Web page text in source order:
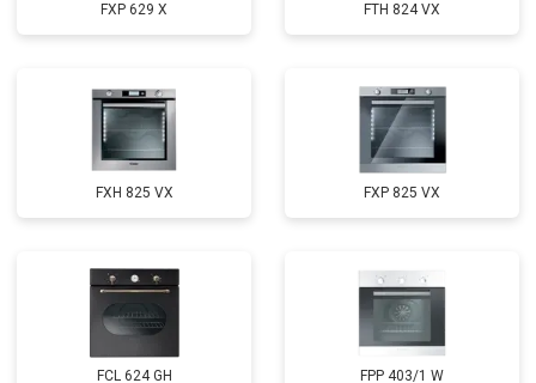
FXP 629 X FTH 824 VX
FXH 825 VX FXP 825 VX
FCL 624 GH FPP 403/1 W